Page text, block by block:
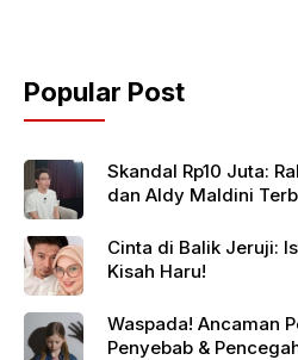
Popular Post
Skandal Rp10 Juta: Rahasia Gelap Richard Lee
dan Aldy Maldini
Cinta di Balik Jeruji:
Kisah Haru!
Waspada! Ancaman
Penyebab &